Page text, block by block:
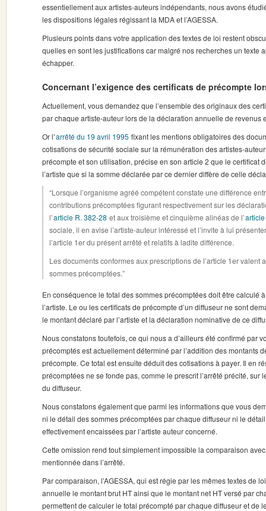
essentiellement aux artistes-auteurs indépendants, nous avons
les dispositions légales régissant la MDA et l’AGESSA.
Plusieurs points dans votre application des textes de loi restent
quelles en sont les justifications car malgré nos recherches un texte
échapper.
Concernant l’exigence des certificats de précompte
Actuellement, vous demandez que l’ensemble des originaux des
par chaque artiste-auteur lors de la déclaration annuelle de revenus
Or l’arrêté du 19 avril 1995 fixant les mentions obligatoires des
cotisations de sécurité sociale sur la rémunération des artistes-
précompte et son utilisation, précise en son article 2 que le certificat
l’artiste que si la somme déclarée par ce dernier diffère de celle
“Lorsque l’organisme agréé compétent constate une différence
contributions précomptées figurant respectivement sur les
l’article R. 382-28 et aux troisième et cinquième alinéas de l’
sociale, il en avise l’artiste-auteur intéressé et l’invite à lui
l’article 1er du présent arrêté et relatifs à ladite différence.
Les documents conformes aux prescriptions de l’article 1er valent
sommes précomptées.”
En conséquence le total des sommes précomptées doit être calculé
l’artiste. Le ou les certificats de précompte d’un diffuseur ne sont
le montant déclaré par l’artiste et la déclaration nominative de ce
Nous constatons toutefois, ce qui nous a d’ailleurs été confirmé par
précomptés est actuellement déterminé par l’addition des montants
précompte. Ce total est ensuite déduit des cotisations à payer. Il en
précomptées ne se fonde pas, comme le prescrit l’arrêté précité, sur
du diffuseur.
Nous constatons également que parmi les informations que vous
ni le détail des sommes précomptées par chaque diffuseur ni le
effectivement encaissées par l’artiste auteur concerné.
Cette omission rend tout simplement impossible la comparaison
mentionnée dans l’arrêté.
Par comparaison, l’AGESSA, qui est régie par les mêmes textes de
annuelle le montant brut HT ainsi que le montant net HT versé par
permettent de calculer le total précompté par chaque diffuseur et de